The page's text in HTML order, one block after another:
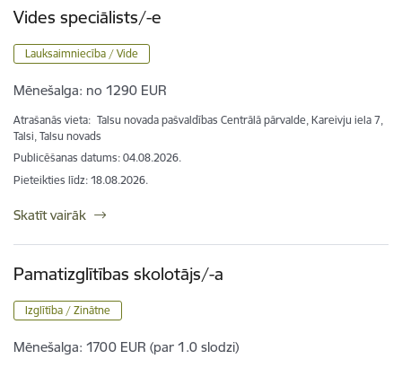
Vides speciālists/-e
Lauksaimniecība / Vide
Mēnešalga: no 1290 EUR
Atrašanās vieta: Talsu novada pašvaldības Centrālā pārvalde, Kareivju iela 7,
Talsi, Talsu novads
Publicēšanas datums: 04.08.2026.
Pieteikties līdz: 18.08.2026.
Skatīt vairāk
Pamatizglītības skolotājs/-a
Izglītība / Zinātne
Mēnešalga: 1700 EUR (par 1.0 slodzi)